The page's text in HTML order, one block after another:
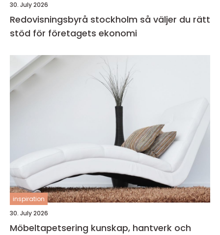
30. July 2026
Redovisningsbyrå stockholm så väljer du rätt
stöd för företagets ekonomi
inspiration
30. July 2026
Möbeltapetsering kunskap, hantverk och